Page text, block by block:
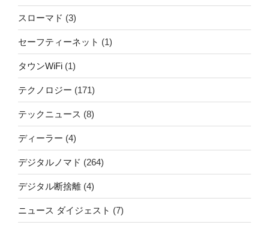
スローマド (3)
セーフティーネット (1)
タウンWiFi (1)
テクノロジー (171)
テックニュース (8)
ディーラー (4)
デジタルノマド (264)
デジタル断捨離 (4)
ニュース ダイジェスト (7)